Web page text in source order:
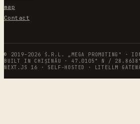
map
Contact
© 2019–2026 S.R.L. „MEGA PROMOTING" ·
BUILT IN CHIȘINĂU · 47.0105° N /
NEXT.JS 16 · SELF-HOSTED · LITELLM